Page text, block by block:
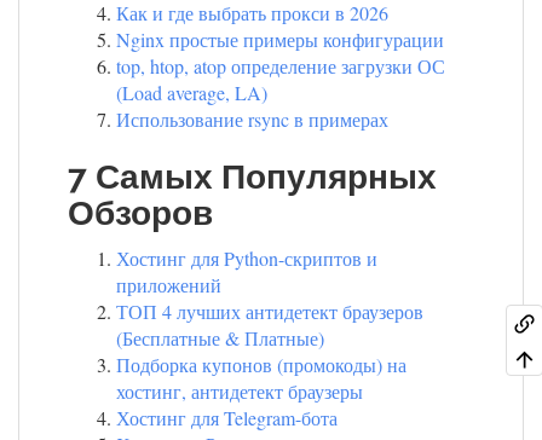
Как и где выбрать прокси в 2026
Nginx простые примеры конфигурации
top, htop, atop определение загрузки ОС
(Load average, LA)
Использование rsync в примерах
7 Самых Популярных
Обзоров
Хостинг для Python-скриптов и
приложений
ТОП 4 лучших антидетект браузеров
(Бесплатные & Платные)
Подборка купонов (промокоды) на
хостинг, антидетект браузеры
Хостинг для Telegram-бота